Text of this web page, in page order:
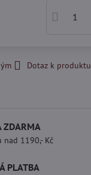
Dotaz k produktu
ZDARMA
nad 1190,- Kč
PLATBA